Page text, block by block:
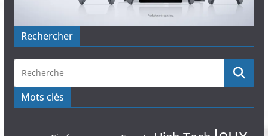
Rechercher
Mots clés